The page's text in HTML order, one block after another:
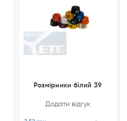
Розмірники білий 39
Додати відгук